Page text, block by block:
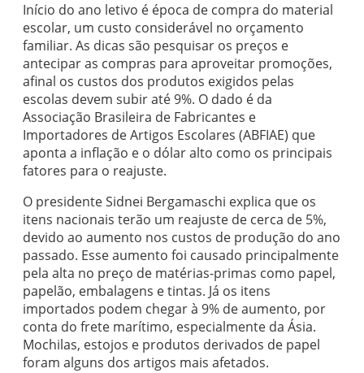
Início do ano letivo é época de compra do material
escolar, um custo considerável no orçamento
familiar. As dicas são pesquisar os preços e
antecipar as compras para aproveitar promoções,
afinal os custos dos produtos exigidos pelas
escolas devem subir até 9%. O dado é da
Associação Brasileira de Fabricantes e
Importadores de Artigos Escolares (ABFIAE) que
aponta a inflação e o dólar alto como os principais
fatores para o reajuste.
O presidente Sidnei Bergamaschi explica que os
itens nacionais terão um reajuste de cerca de 5%,
devido ao aumento nos custos de produção do ano
passado. Esse aumento foi causado principalmente
pela alta no preço de matérias-primas como papel,
papelão, embalagens e tintas. Já os itens
importados podem chegar à 9% de aumento, por
conta do frete marítimo, especialmente da Ásia.
Mochilas, estojos e produtos derivados de papel
foram alguns dos artigos mais afetados.